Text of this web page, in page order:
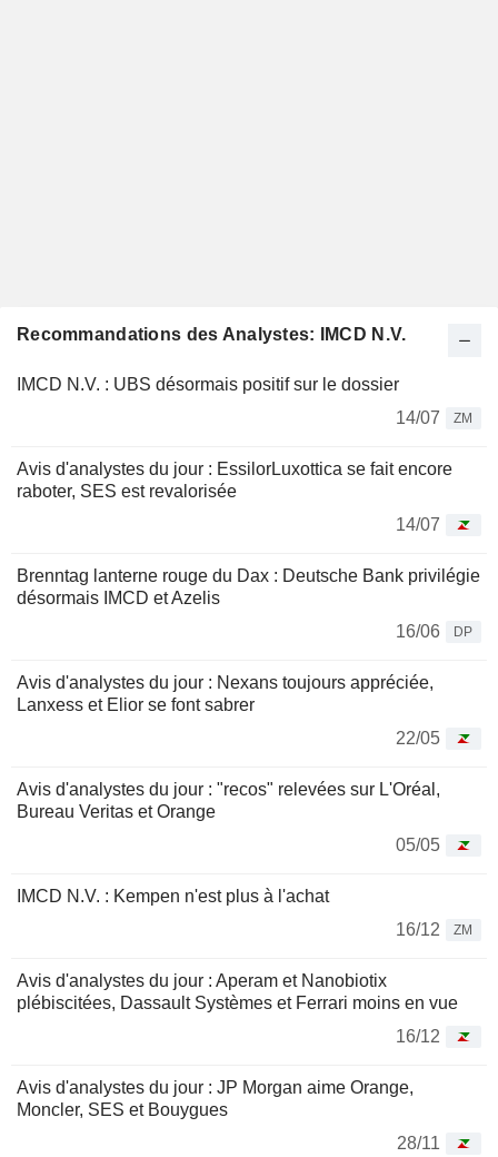
Recommandations des Analystes: IMCD N.V.
IMCD N.V. : UBS désormais positif sur le dossier
14/07
ZM
Avis d'analystes du jour : EssilorLuxottica se fait encore
raboter, SES est revalorisée
14/07
Brenntag lanterne rouge du Dax : Deutsche Bank privilégie
désormais IMCD et Azelis
16/06
DP
Avis d'analystes du jour : Nexans toujours appréciée,
Lanxess et Elior se font sabrer
22/05
Avis d'analystes du jour : "recos" relevées sur L'Oréal,
Bureau Veritas et Orange
05/05
IMCD N.V. : Kempen n'est plus à l'achat
16/12
ZM
Avis d'analystes du jour : Aperam et Nanobiotix
plébiscitées, Dassault Systèmes et Ferrari moins en vue
16/12
Avis d'analystes du jour : JP Morgan aime Orange,
Moncler, SES et Bouygues
28/11